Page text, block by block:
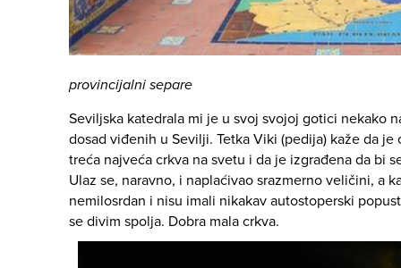
provincijalni separe
Seviljska katedrala mi je u svoj svojoj gotici nekako
dosad viđenih u Sevilji. Tetka Viki (pedija) kaže da je
treća najveća crkva na svetu i da je izgrađena da bi
Ulaz se, naravno, i naplaćivao srazmerno veličini, a
nemilosrdan i nisu imali nikakav autostoperski
se divim spolja. Dobra mala crkva.